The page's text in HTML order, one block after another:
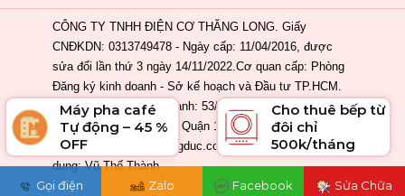
CÔNG TY TNHH ĐIỆN CƠ THĂNG LONG. Giấy
CNĐKDN: 0313749478 - Ngày cấp: 11/04/2016, được
sửa đổi lần thứ 3 ngày 14/11/2022.Cơ quan cấp: Phòng
Đăng ký kinh doanh - Sở kế hoạch và Đầu tư TP.HCM.
Địa chỉ đăng ký kinh doanh: 53/2 Nguyễn Khắc Nhu,
Phường Cầu Ông Lãnh, Quận 1, Tp. Hồ Chí Minh, Việt
Nam. Email: info@ahangduc.com. Chịu trách nhiệm nội
dung: Vũ Thế Thành
Máy pha café
Tự động – 45 %
OFF
Cho thuê bếp từ
đôi chỉ
500k/tháng
Gọi điện Zalo Facebook Sửa Chữa